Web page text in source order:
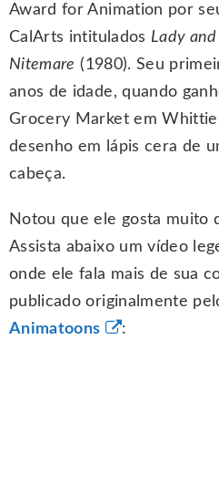
Award for Animation por
CalArts intitulados Lady
Nitemare (1980). Seu
anos de idade, quando
Grocery Market em
desenho em lápis cera de
cabeça.
Notou que ele gosta muito
Assista abaixo um vídeo
onde ele fala mais de sua
publicado originalmente
Animatoons
: